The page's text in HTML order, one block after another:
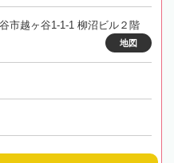
市越ヶ谷1-1-1 柳沼ビル２階
地図